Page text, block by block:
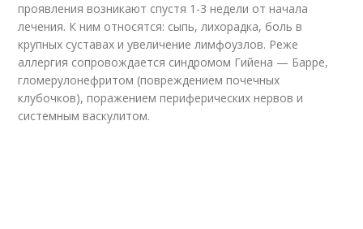
проявления возникают спустя 1-3 недели от начала
лечения. К ним относятся: сыпь, лихорадка, боль в
крупных суставах и увеличение лимфоузлов. Реже
аллергия сопровождается синдромом Гийена — Барре,
гломерулонефритом (повреждением почечных
клубочков), поражением периферических нервов и
системным васкулитом.